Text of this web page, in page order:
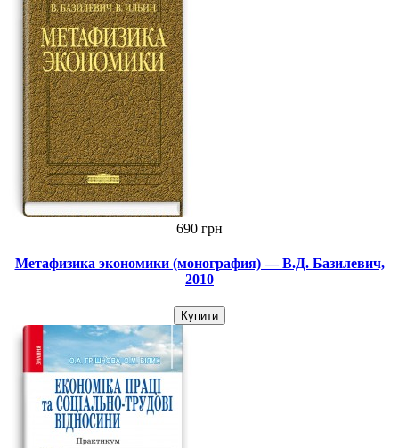
690 грн
Метафизика экономики (монография) — В.Д. Базилевич,
2010
Купити